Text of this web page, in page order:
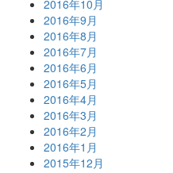
2016年10月
2016年9月
2016年8月
2016年7月
2016年6月
2016年5月
2016年4月
2016年3月
2016年2月
2016年1月
2015年12月